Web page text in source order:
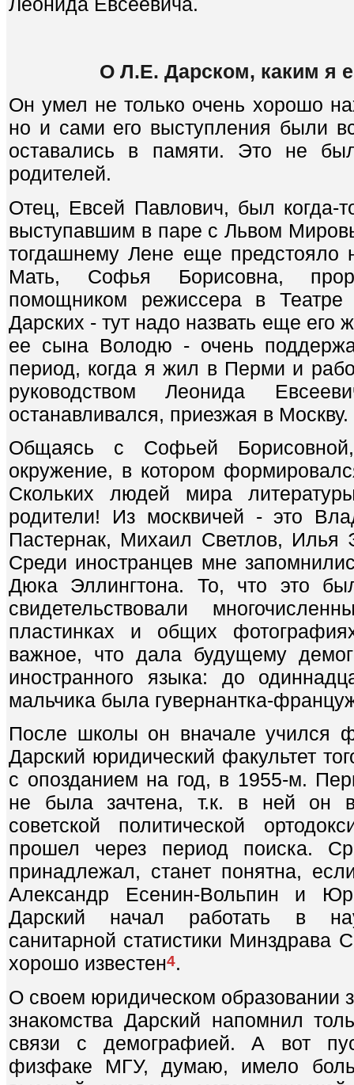
О Л.Е. Дарском, каким я
Он умел не только очень хорошо
но и сами его выступления были
оставались в памяти. Это не
родителей.
Отец, Евсей Павлович, был когда-
выступавшим в паре с Львом
тогдашнему Лене еще предстояло
Мать, Софья Борисовна,
помощником режиссера в
Дарских - тут надо назвать еще его
ее сына Володю - очень
период, когда я жил в Перми и
руководством Леонида
останавливался, приезжая в Москву.
Общаясь с Софьей
окружение, в котором
Скольких людей мира
родители! Из москвичей - это
Пастернак, Михаил Светлов, Илья
Среди иностранцев мне
Дюка Эллингтона. То, что это
свидетельствовали
пластинках и общих
важное, что дала будущему
иностранного языка: до
мальчика была гувернантка-
После школы он вначале учился
Дарский юридический факультет
с опозданием на год, в 1955-м.
не была зачтена, т.к. в ней он
советской политической
прошел через период поиска.
принадлежал, станет понятна,
Александр Есенин-Вольпин и
Дарский начал работать в
санитарной статистики Минздрава
хорошо известен4.
О своем юридическом образовании
знакомства Дарский напомнил
связи с демографией. А вот
физфаке МГУ, думаю, имело